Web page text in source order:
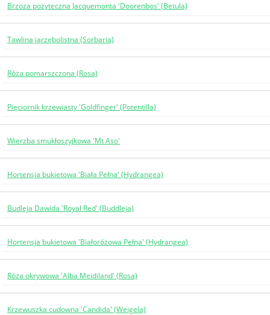
Brzoza pożyteczna Jacquemonta 'Doorenbos' (Betula)
Tawlina jarzębolistna (Sorbaria)
Róża pomarszczona (Rosa)
Pięciornik krzewiasty 'Goldfinger' (Potentilla)
Wierzba smukłoszyjkowa 'Mt Aso'
Hortensja bukietowa 'Biała Pełna' (Hydrangea)
Budleja Dawida 'Royal Red' (Buddleja)
Hortensja bukietowa 'Białoróżowa Pełna' (Hydrangea)
Róża okrywowa 'Alba Meidiland' (Rosa)
Krzewuszka cudowna 'Candida' (Weigela)